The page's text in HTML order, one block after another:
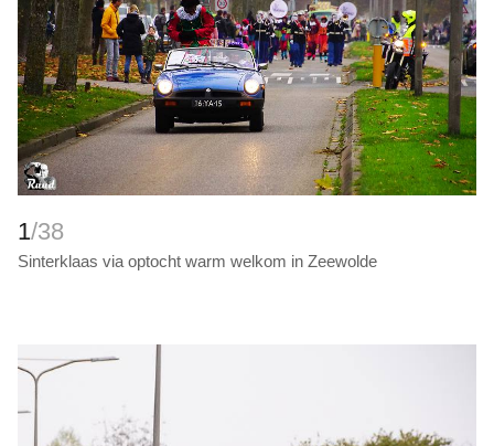
1/38
Sinterklaas via optocht warm welkom in Zeewolde